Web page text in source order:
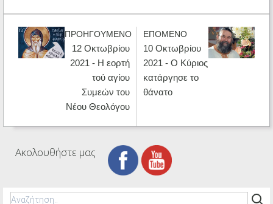
ΠΡΟΗΓΟΥΜΕΝΟ
12 Οκτωβρίου
2021 - Η εορτή
τού αγίου
Συμεών του
Νέου Θεολόγου
ΕΠΟΜΕΝΟ
10 Οκτωβρίου
2021 - Ο Κύριος
κατάργησε το
θάνατο
Ακολουθήστε μας